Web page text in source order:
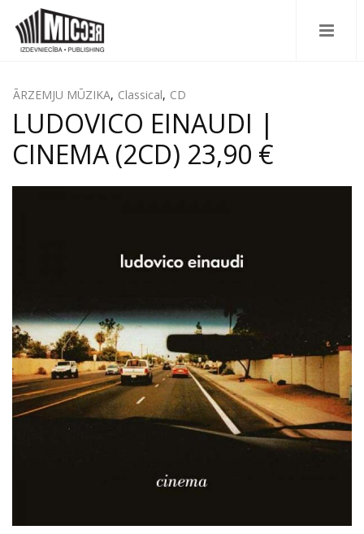
ĀRZEMJU MŪZIKA, Classical, CD
LUDOVICO EINAUDI |
CINEMA (2CD) 23,90 €